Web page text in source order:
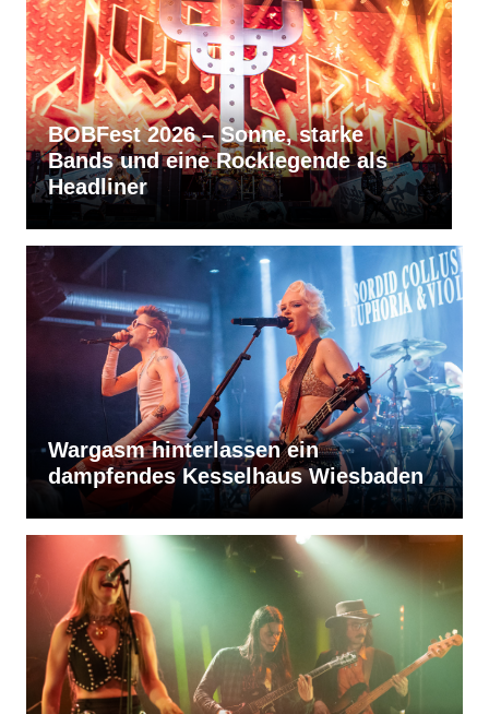
RVBang Festival 2026 – Balingen
bleibt die Metal-Hochburg des
Südens
Wargasm hinterlassen ein
dampfendes Kesselhaus Wiesbaden